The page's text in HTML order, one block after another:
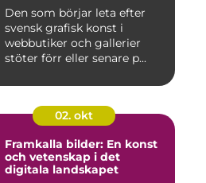
Den som börjar leta efter
svensk grafisk konst i
webbutiker och gallerier
stöter förr eller senare p...
02. okt
Framkalla bilder: En konst
och vetenskap i det
digitala landskapet